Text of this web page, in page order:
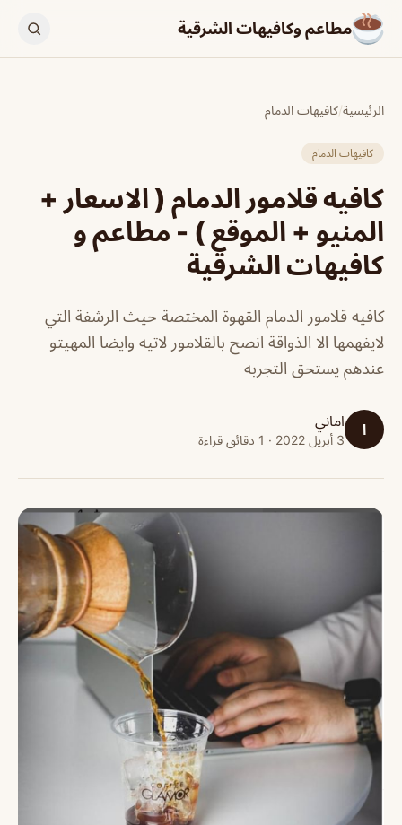
مطاعم وكافيهات الشرقية
الرئيسية/كافيهات الدمام
كافيهات الدمام
كافيه قلامور الدمام ( الاسعار +
المنيو + الموقع ) - مطاعم و
كافيهات الشرقية
كافيه قلامور الدمام القهوة المختصة حيث الرشفة التي
لايفهمها الا الذواقة انصح بالقلامور لاتيه وايضا المهيتو
عندهم يستحق التجربه
ا اماني
3 أبريل 2022 · 1 دقائق قراءة